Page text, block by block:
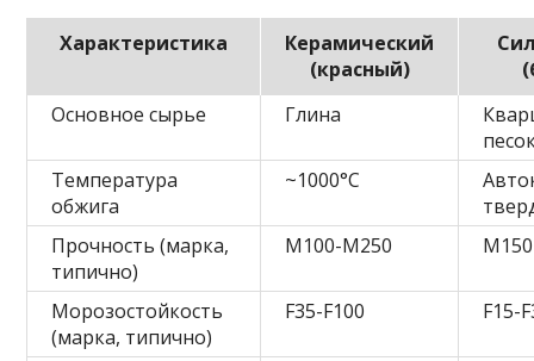
Характеристика
Керамический
(красный)
Основное сырье
Глина
Температура
обжига
~1000°C
Прочность (марка,
типично)
М100-М250
Морозостойкость
(марка, типично)
F35-F100 F15-